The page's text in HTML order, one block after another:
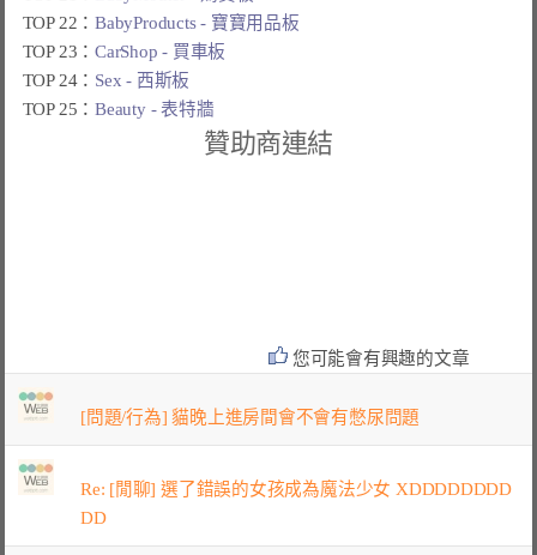
TOP 22：BabyProducts - 寶寶用品板
TOP 23：CarShop - 買車板
TOP 24： Sex - 西斯板
TOP 25：Beauty - 表特牆
贊助商連結
您可能會有興趣的文章
[問題/行為] 貓晚上進房間會不會有憋尿問題
Re: [閒聊] 選了錯誤的女孩成為魔法少女 XDDDDDDDD
DD